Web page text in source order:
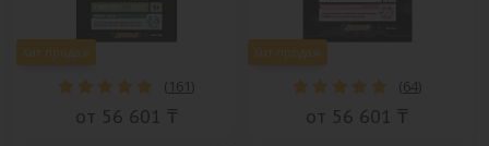
Хит продаж
( 161)
от 56 601 ₸
Хит продаж
(64)
от 56 601 ₸